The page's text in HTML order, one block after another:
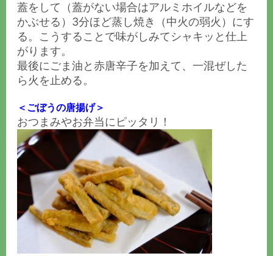
蓋をして（蓋がない場合はアルミホイルなどを
かぶせる）3分ほど蒸し焼き（中火の弱火）にす
る。こうすることで味がしみてシャキッと仕上
がります。
最後にごま油と赤唐辛子を加えて、一混ぜした
ら火を止める。
＜ごぼうの唐揚げ＞
おつまみやお弁当にピッタリ！